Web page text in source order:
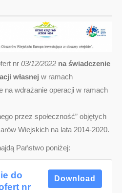
nr 03/12/2022 na świadczenie
własnej w ramach
na wdrażanie operacji w ramach
przez społeczność” objętych
Wiejskich na lata 2014-2020.
Państwo poniżej:
do
nr
Download